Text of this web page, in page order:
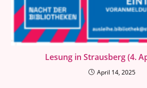
Lesung in Strausberg (4.
April 14, 2025